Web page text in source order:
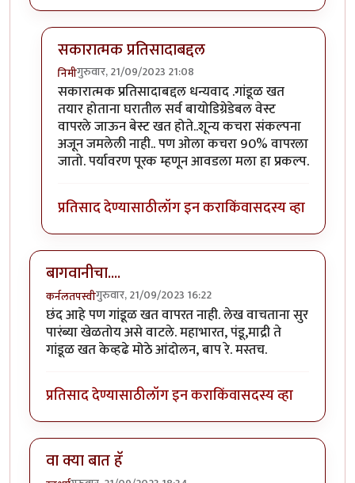
सकारात्मक प्रतिसादाबद्दल
निमीगुरुवार, 21/09/2023 21:08
In reply toबागवानीचा....byकर्नलतपस्वी
सकारात्मक प्रतिसादाबद्दल धन्यवाद .गांडूळ खत
तयार होताना घरातील सर्व बायोडिग्रेडेबल वेस्ट
वापरले जाऊन बेस्ट खत होते..शून्य कचरा संकल्पना
अजून जमलेली नाही.. पण ओला कचरा 90% वापरला
जातो. पर्यावरण पूरक म्हणून आवडला मला हा प्रकल्प.
प्रतिसाद देण्यासाठीलॉग इन कराकिंवासदस्य व्हा
बागवानीचा....
कर्नलतपस्वीगुरुवार, 21/09/2023 16:22
छंद आहे पण गांडूळ खत वापरत नाही. लेख वाचताना सुर
पारंब्या खेळतोय असे वाटले. महाभारत, पंडू,माद्री ते
गांडूळ खत केव्हढे मोठे आंदोलन, बाप रे. मस्तच.
प्रतिसाद देण्यासाठीलॉग इन कराकिंवासदस्य व्हा
वा क्या बात हॅ